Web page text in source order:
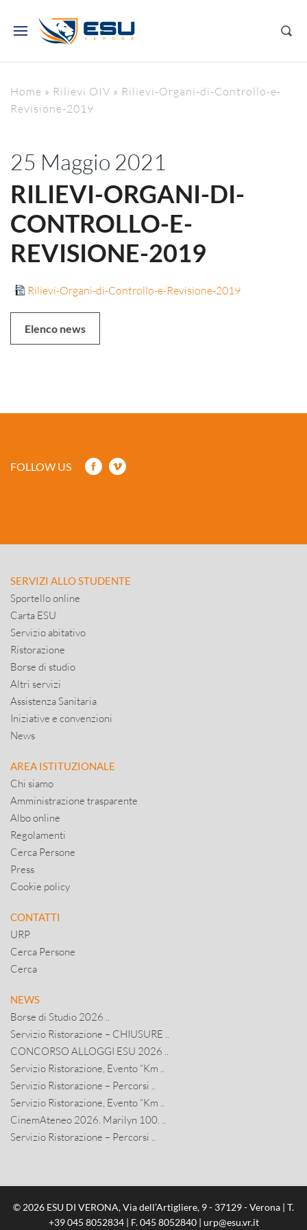
Home » Rilievi OIV » Rilievi-Organi-di-Controllo-e-
Revisione-2019
25 Maggio 2021
RILIEVI-ORGANI-DI-
CONTROLLO-E-
REVISIONE-2019
Rilievi-Organi-di-Controllo-e-Revisione-2019
Elenco news
FOLLOW US
SERVIZI ALLO STUDENTE
Sportello online
Carta ESU
Servizio abitativo
Ristorazione
Borse di studio
Altri servizi
Assistenza Sanitaria
Iniziative e convenzioni
News
AREA ISTITUZIONALE
Chi siamo
Amministrazione trasparente
Albo online
Regolamenti
Cerca Persone
Press
Cookie policy
CONTATTI
URP
Cerca Persone
Cerca
NEWS
Borse di Studio 2026 ..
Servizio Ristorazione – CHIUSURE ..
CONCORSO ALLOGGI ESU 2026 ..
Servizio Ristorazione, Evento “Km ..
Servizio Ristorazione – Percorsi ..
Servizio Ristorazione, Evento “Km ..
CinemAteneo 2026. Marilyn 100. ..
Servizio Ristorazione – Percorsi ..
© 2026 ESU DI VERONA, Via dell’Artigliere, 9 - 37129 - Verona | T.
+39 045 8052834| F. 045 8052840 | urp@esu.vr.it